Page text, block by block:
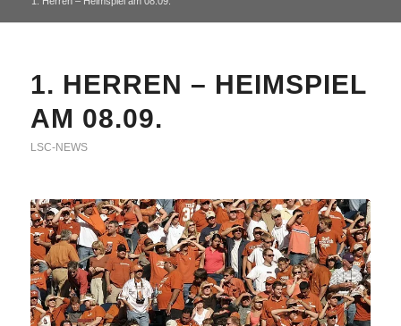
1. HERREN – HEIMSPIEL
AM 08.09.
LSC-NEWS